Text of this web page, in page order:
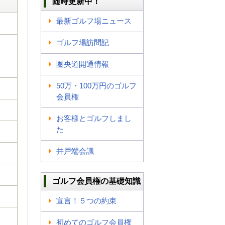
最新ゴルフ場ニュース
ゴルフ場訪問記
圏央道開通情報
50万・100万円のゴルフ
会員権
お客様とゴルフしまし
た
井戸端会議
ゴルフ会員権の基礎知識
宣言！５つの約束
初めてのゴルフ会員権